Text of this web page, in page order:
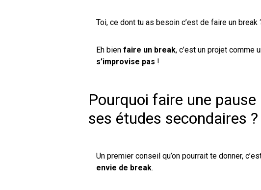
Toi, ce dont tu as besoin c’est de faire un break
Eh bien faire un break, c’est un projet comme
s’improvise pas !
Pourquoi faire une
ses études secondaires ?
Un premier conseil qu’on pourrait te donner,
envie de break.